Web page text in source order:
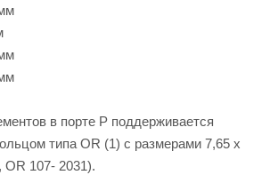
в порте P поддерживается
типа OR (1) с размерами 7,65 х
107- 2031).